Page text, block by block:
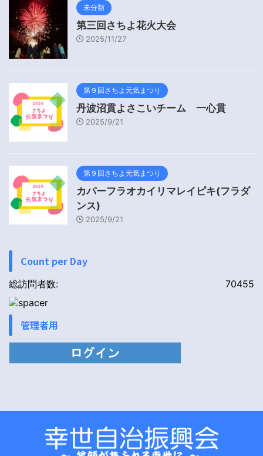
未分類
第三回さちよ花火大会
2025/11/27
第９回さちよ元気まつり
丹波沼貫よさこいチーム 一心貫
2025/9/21
第９回さちよ元気まつり
カパーフラオカイリマレイピキ(フラダ
ンス)
2025/9/21
Count per Day
70455
総訪問者数:
管理者用